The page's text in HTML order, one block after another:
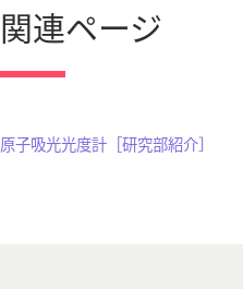
関連ページ
原子吸光光度計［研究部紹介］